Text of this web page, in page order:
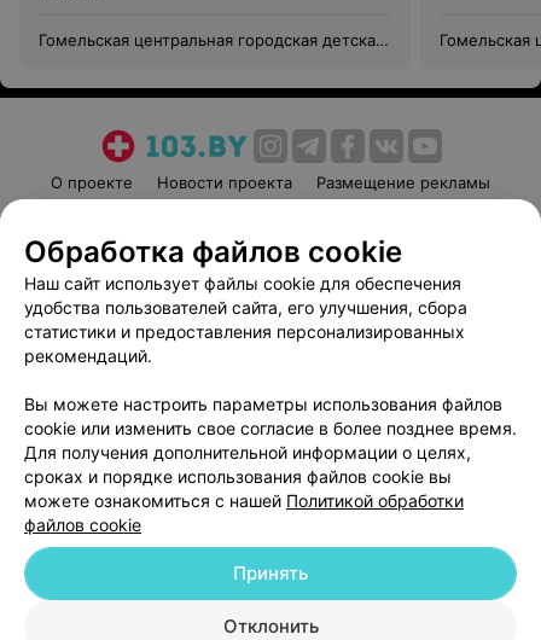
Гомельская центральная городская детская
Гомельская
О проекте Новости проекта
Размещение рекламы
Пользовательское соглашение
Способы оплаты
Вакансии
Партнеры
Написать руководителю 103.by
Обработка персональных данных
© 2026 ООО «Артокс Лаб», УНП 191700409
| 220012, Республика Беларусь,
Обработка файлов cookie
Наш сайт использует файлы cookie для обеспечения
удобства пользователей сайта, его улучшения, сбора
статистики и предоставления персонализированных
рекомендаций.
Вы можете настроить параметры использования файлов
cookie или изменить свое согласие в более позднее время.
Для получения дополнительной информации о целях,
сроках и порядке использования файлов cookie вы
можете ознакомиться с нашей Политикой обработки
файлов cookie
Отклонить
Принять